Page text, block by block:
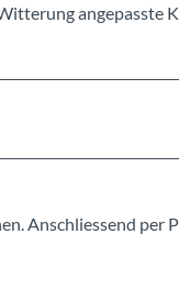
angepasste
Anschliessend per